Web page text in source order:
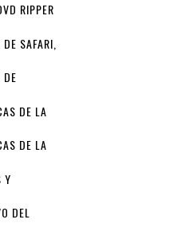
RIPPER
SAFARI,
DE LA
DE LA
Y
DEL